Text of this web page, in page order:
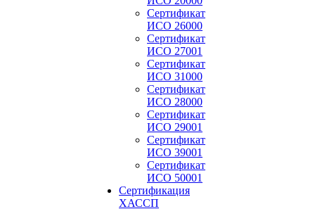
Сертификат
ИСО 26000
Сертификат
ИСО 27001
Сертификат
ИСО 31000
Сертификат
ИСО 28000
Сертификат
ИСО 29001
Сертификат
ИСО 39001
Сертификат
ИСО 50001
Сертификация
ХАССП